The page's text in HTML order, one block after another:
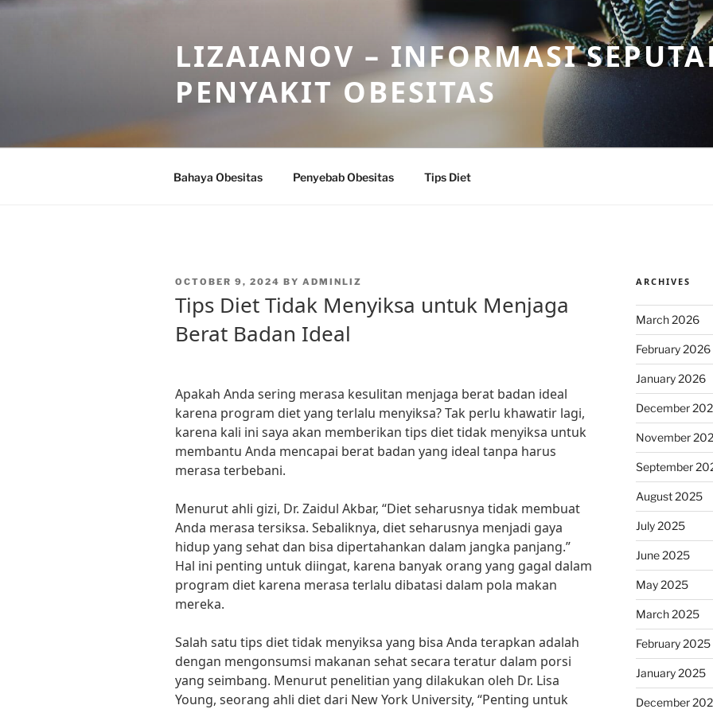
Skip
LIZAIANOV – INFORMASI
PENYAKIT OBESITAS
Bahaya Obesitas Penyebab Obesitas Tips Diet
POSTED
OCTOBER 9, 2024 BY ADMINLIZ
Tips Diet Tidak Menyiksa untuk Menjaga
Berat Badan Ideal
Apakah Anda sering merasa kesulitan menjaga berat badan ideal
karena program diet yang terlalu menyiksa? Tak perlu khawatir lagi,
karena kali ini saya akan memberikan tips diet tidak menyiksa untuk
membantu Anda mencapai berat badan yang ideal tanpa harus
merasa terbebani.
Menurut ahli gizi, Dr. Zaidul Akbar, “Diet seharusnya tidak membuat
Anda merasa tersiksa. Sebaliknya, diet seharusnya menjadi gaya
hidup yang sehat dan bisa dipertahankan dalam jangka panjang.”
Hal ini penting untuk diingat, karena banyak orang yang gagal dalam
program diet karena merasa terlalu dibatasi dalam pola makan
mereka.
Salah satu tips diet tidak menyiksa yang bisa Anda terapkan adalah
dengan mengonsumsi makanan sehat secara teratur dalam porsi
yang seimbang. Menurut penelitian yang dilakukan oleh Dr. Lisa
Young, seorang ahli diet dari New York University, “Penting untuk
ARCHIVES
March 2026
February 2026
January 2026
December
November
September
August 2025
July 2025
June 2025
May 2025
March 2025
February 2025
January 2025
December